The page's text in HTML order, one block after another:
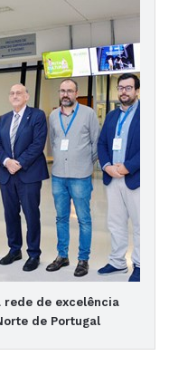
rede de excelência
de Portugal